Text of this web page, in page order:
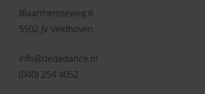
Blaarthemseweg 6
5502 JV Veldhoven
info@dededance.nl
(040) 254 4052